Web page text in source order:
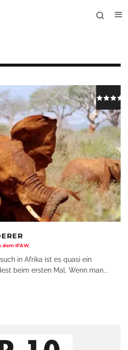
dem IFAW
in Afrika ist es quasi ein
beim ersten Mal. Wenn man...